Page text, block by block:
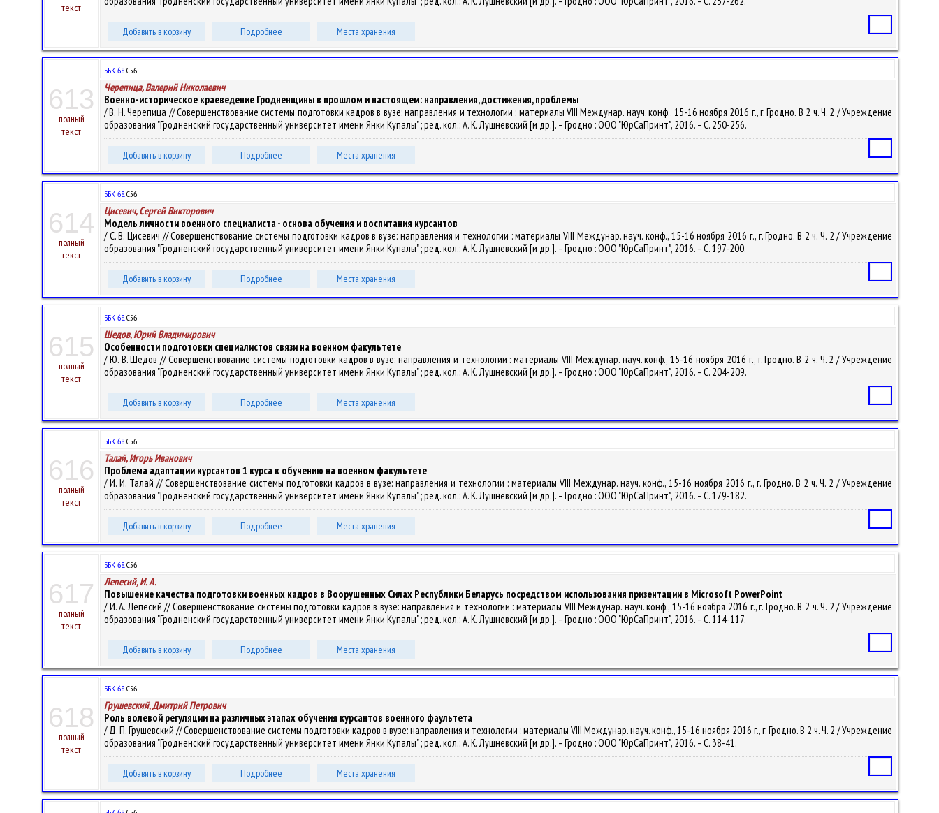
текст
Добавить в корзину Подробнее Места хранения
613
полный
текст
ББК 68.С56
Черепица, Валерий Николаевич
Военно-историческое краеведение Гродненщины в прошлом и настоящем: направления, достижения, проблемы
/ В. Н. Черепица // Совершенствование системы подготовки кадров в вузе: направления и технологии : материалы VIII Междунар. науч. конф., 15-16 ноября 2016 г., г. Гродно. В 2 ч. Ч. 2 / Учреждение
образования "Гродненский государственный университет имени Янки Купалы" ; ред. кол.: А. К. Лушневский [и др.]. – Гродно : ООО "ЮрСаПринт", 2016. – С. 250-256.
Добавить в корзину Подробнее Места хранения
614
полный
текст
ББК 68.С56
Цисевич, Сергей Викторович
Модель личности военного специалиста - основа обучения и воспитания курсантов
/ С. В. Цисевич // Совершенствование системы подготовки кадров в вузе: направления и технологии : материалы VIII Междунар. науч. конф., 15-16 ноября 2016 г., г. Гродно. В 2 ч. Ч. 2 / Учреждение
образования "Гродненский государственный университет имени Янки Купалы" ; ред. кол.: А. К. Лушневский [и др.]. – Гродно : ООО "ЮрСаПринт", 2016. – С. 197-200.
Добавить в корзину Подробнее Места хранения
615
полный
текст
ББК 68.С56
Шедов, Юрий Владимирович
Особенности подготовки специалистов связи на военном факультете
/ Ю. В. Шедов // Совершенствование системы подготовки кадров в вузе: направления и технологии : материалы VIII Междунар. науч. конф., 15-16 ноября 2016 г., г. Гродно. В 2 ч. Ч. 2 / Учреждение
образования "Гродненский государственный университет имени Янки Купалы" ; ред. кол.: А. К. Лушневский [и др.]. – Гродно : ООО "ЮрСаПринт", 2016. – С. 204-209.
Добавить в корзину Подробнее Места хранения
616
полный
текст
ББК 68.С56
Талай, Игорь Иванович
Проблема адаптации курсантов 1 курса к обучению на военном факультете
/ И. И. Талай // Совершенствование системы подготовки кадров в вузе: направления и технологии : материалы VIII Междунар. науч. конф., 15-16 ноября 2016 г., г. Гродно. В 2 ч. Ч. 2 / Учреждение
образования "Гродненский государственный университет имени Янки Купалы" ; ред. кол.: А. К. Лушневский [и др.]. – Гродно : ООО "ЮрСаПринт", 2016. – С. 179-182.
Добавить в корзину Подробнее Места хранения
617
полный
текст
ББК 68.С56
Лепесий, И. А.
Повышение качества подготовки военных кадров в Воорушенных Силах Республики Беларусь посредством использования призентации в Microsoft PowerPoint
/ И. А. Лепесий // Совершенствование системы подготовки кадров в вузе: направления и технологии : материалы VIII Междунар. науч. конф., 15-16 ноября 2016 г., г. Гродно. В 2 ч. Ч. 2 / Учреждение
образования "Гродненский государственный университет имени Янки Купалы" ; ред. кол.: А. К. Лушневский [и др.]. – Гродно : ООО "ЮрСаПринт", 2016. – С. 114-117.
Добавить в корзину Подробнее Места хранения
618
полный
текст
ББК 68.С56
Грушевский, Дмитрий Петрович
Роль волевой регуляции на различных этапах обучения курсантов военного фаультета
/ Д. П. Грушевский // Совершенствование системы подготовки кадров в вузе: направления и технологии : материалы VIII Междунар. науч. конф., 15-16 ноября 2016 г., г. Гродно. В 2 ч. Ч. 2 / Учреждение
образования "Гродненский государственный университет имени Янки Купалы" ; ред. кол.: А. К. Лушневский [и др.]. – Гродно : ООО "ЮрСаПринт", 2016. – С. 38-41.
Добавить в корзину Подробнее Места хранения